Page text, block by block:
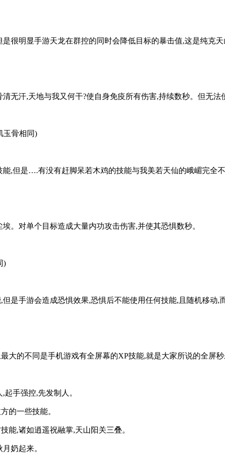
很明显手游天龙在群控的同时会降低目标的暴击值,这是纯克天
无汗,天地与我又何干?使自身免疫所有伤害,持续数秒。但无法
玉骨相同)
能,但是….有没有赶脚呆若木鸡的技能与我美若天仙的峨嵋完全
。对单个目标造成大量内功攻击伤害,并使其恐惧数秒。
)
是手游会造成恐惧效果,恐惧后不能使用任何技能,且随机移动,
大的不同是手机游戏有全屏幕的XP技能,就是大家所说的全屏
起手强控,先发制人。
的一些技能。
能,诸如逍遥祝融掌,天山阳关三叠。
奶起来。